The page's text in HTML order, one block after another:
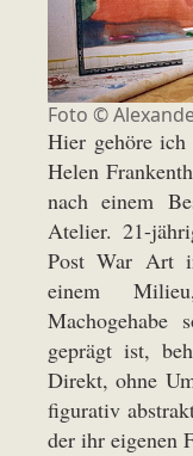
Foto ©
Hier gehöre ich
Helen
nach einem
Atelier. 21-
Post War Art
einem
Machogehabe
geprägt ist,
Direkt, ohne
figurativ
der ihr eigenen